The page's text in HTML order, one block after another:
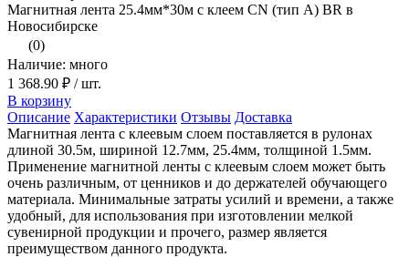
Магнитная лента 25.4мм*30м с клеем CN (тип A) BR в
Новосибирске
(0)
Наличие: много
1 368.90 ₽ / шт.
В корзину
Описание Характеристики Отзывы Доставка
Магнитная лента с клеевым слоем поставляется в рулонах
длиной 30.5м, шириной 12.7мм, 25.4мм, толщиной 1.5мм.
Применение магнитной ленты с клеевым слоем может быть
очень различным, от ценников и до держателей обучающего
материала. Минимальные затраты усилий и времени, а также
удобный, для использования при изготовлении мелкой
сувенирной продукции и прочего, размер является
преимуществом данного продукта.